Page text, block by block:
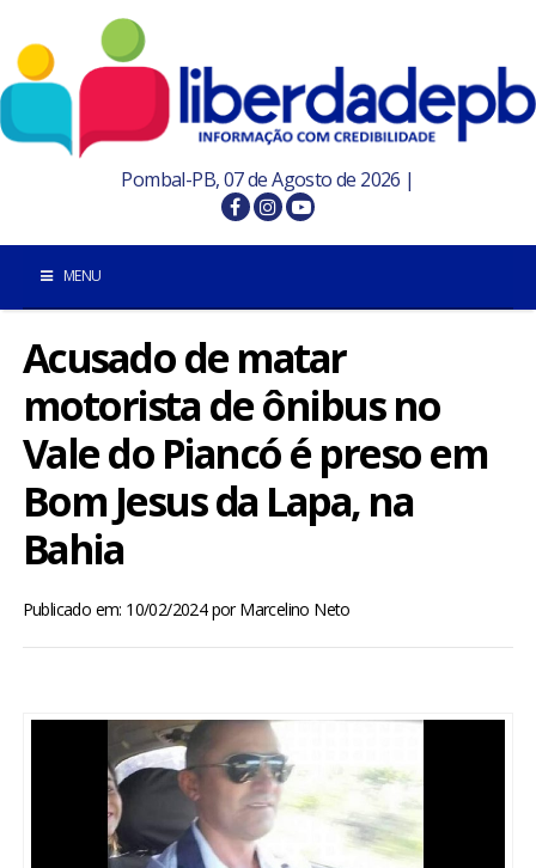
Pombal-PB, 07 de Agosto de 2026 |
MENU
POMBAL E REGIÃO
BRASIL
MUNDO
ENTRETENIMENTO
ENQUETE
Acusado de matar
motorista de ônibus no
Vale do Piancó é preso em
Bom Jesus da Lapa, na
Bahia
Publicado em: 10/02/2024porMarcelino Neto